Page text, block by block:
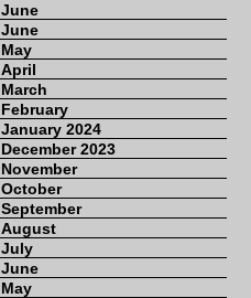
June
June
May
April
March
February
January 2024
December 2023
November
October
September
August
July
June
May